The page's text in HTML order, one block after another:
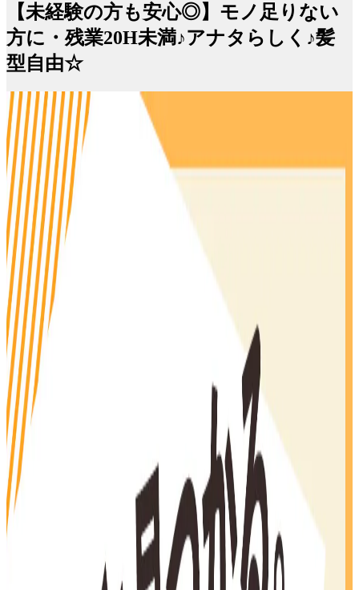
【未経験の方も安心◎】モノ足りない
方に・残業20H未満♪アナタらしく♪髪
型自由☆